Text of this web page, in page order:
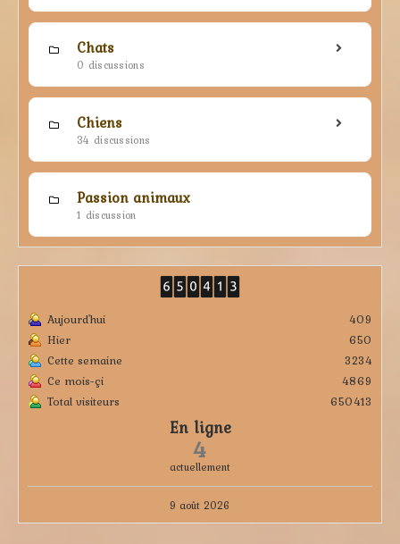
Chats
0 discussions
Chiens
34 discussions
Passion animaux
1 discussion
Aujourd'hui
409
Hier
650
Cette semaine
3234
Ce mois-çi
4869
Total visiteurs
650413
En ligne
4
actuellement
9 août 2026